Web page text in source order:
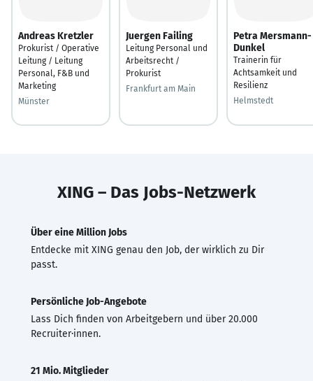
Andreas Kretzler
Prokurist / Operative
Leitung / Leitung
Personal, F&B und
Marketing
Münster
Juergen Failing
Leitung Personal und
Arbeitsrecht /
Prokurist
Frankfurt am Main
Petra Mersmann-
Dunkel
Trainerin für
Achtsamkeit und
Resilienz
Helmstedt
XING – Das Jobs-Netzwerk
Über eine Million Jobs
Entdecke mit XING genau den Job, der wirklich zu Dir
passt.
Persönliche Job-Angebote
Lass Dich finden von Arbeitgebern und über 20.000
Recruiter·innen.
21 Mio. Mitglieder